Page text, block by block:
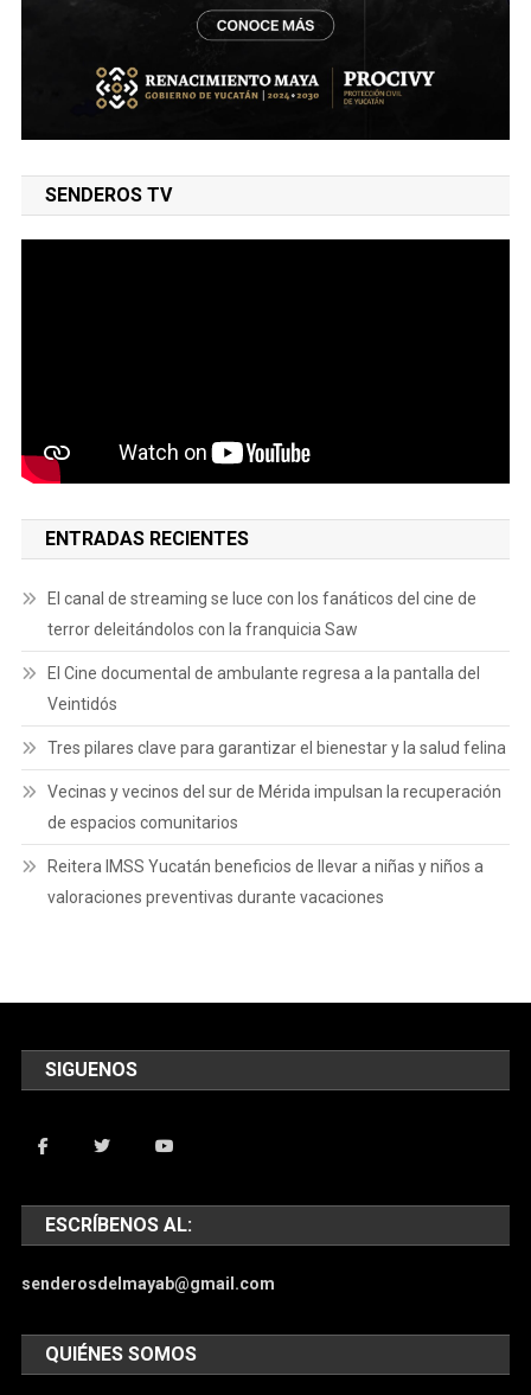
SENDEROS TV
ENTRADAS RECIENTES
El canal de streaming se luce con los fanáticos del cine de
terror deleitándolos con la franquicia Saw
El Cine documental de ambulante regresa a la pantalla del
Veintidós
Tres pilares clave para garantizar el bienestar y la salud felina
Vecinas y vecinos del sur de Mérida impulsan la recuperación
de espacios comunitarios
Reitera IMSS Yucatán beneficios de llevar a niñas y niños a
valoraciones preventivas durante vacaciones
SIGUENOS
ESCRÍBENOS AL:
senderosdelmayab@gmail.com
QUIÉNES SOMOS